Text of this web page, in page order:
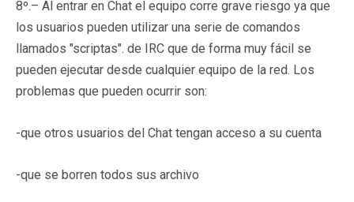
8º.– Al entrar en Chat el equipo corre grave riesgo ya que
los usuarios pueden utilizar una serie de comandos
llamados "scriptas". de IRC que de forma muy fácil se
pueden ejecutar desde cualquier equipo de la red. Los
problemas que pueden ocurrir son:
-que otros usuarios del Chat tengan acceso a su cuenta
-que se borren todos sus archivo